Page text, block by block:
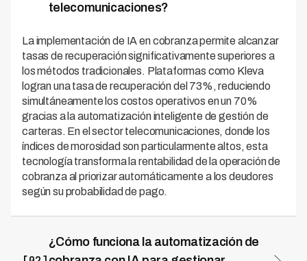
telecomunicaciones?
La implementación de IA en cobranza permite alcanzar
tasas de recuperación significativamente superiores a
los métodos tradicionales. Plataformas como Kleva
logran una tasa de recuperación del 73%, reduciendo
simultáneamente los costos operativos en un 70%
gracias a la automatización inteligente de gestión de
carteras. En el sector telecomunicaciones, donde los
índices de morosidad son particularmente altos, esta
tecnología transforma la rentabilidad de la operación de
cobranza al priorizar automáticamente a los deudores
según su probabilidad de pago.
¿Cómo funciona la automatización de